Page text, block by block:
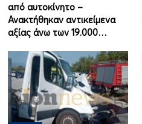
από αυτοκίνητο –
Ανακτήθηκαν αντικείμενα
αξίας άνω των 19.000…